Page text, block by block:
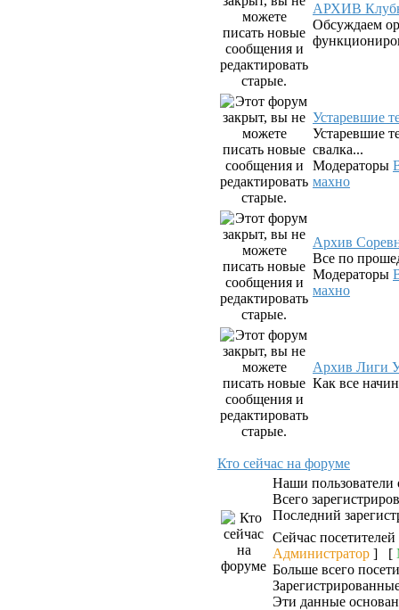
АРХИВ
Обсуждаем
Устаревшие
Устаревшие
свалка...
Модераторы
махно
Архив
Все по
Модераторы
махно
Архив Лиги
Как все
Кто сейчас на форуме
Наши
Всего
Последний
Сейчас
Администратор ] [
Больше всего
Эти данные